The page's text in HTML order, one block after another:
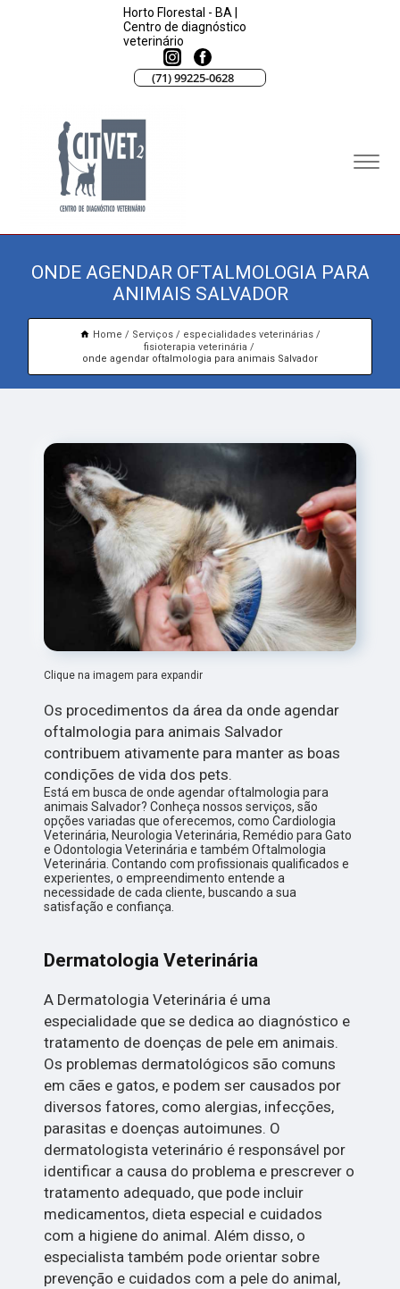
Horto Florestal - BA |
Centro de diagnóstico
veterinário
(71) 99225-0628
ONDE AGENDAR OFTALMOLOGIA PARA
ANIMAIS SALVADOR
Home Serviços
especialidades veterinárias
fisioterapia veterinária
onde agendar oftalmologia para animais Salvador
Clique na imagem para expandir
Os procedimentos da área da onde agendar
oftalmologia para animais Salvador
contribuem ativamente para manter as boas
condições de vida dos pets.
Está em busca de onde agendar oftalmologia para
animais Salvador? Conheça nossos serviços, são
opções variadas que oferecemos, como Cardiologia
Veterinária, Neurologia Veterinária, Remédio para Gato
e Odontologia Veterinária e também Oftalmologia
Veterinária. Contando com profissionais qualificados e
experientes, o empreendimento entende a
necessidade de cada cliente, buscando a sua
satisfação e confiança.
Dermatologia Veterinária
A Dermatologia Veterinária é uma
especialidade que se dedica ao diagnóstico e
tratamento de doenças de pele em animais.
Os problemas dermatológicos são comuns
em cães e gatos, e podem ser causados por
diversos fatores, como alergias, infecções,
parasitas e doenças autoimunes. O
dermatologista veterinário é responsável por
identificar a causa do problema e prescrever o
tratamento adequado, que pode incluir
medicamentos, dieta especial e cuidados
com a higiene do animal. Além disso, o
especialista também pode orientar sobre
prevenção e cuidados com a pele do animal,